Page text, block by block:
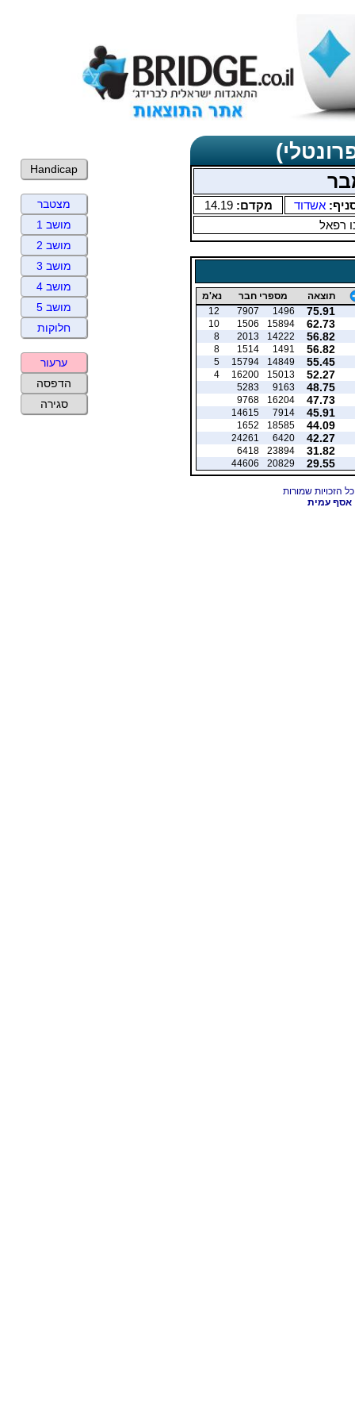
אשדוד מקדם:14.19
רפאל
תוצאה מספרי חבר נא'מ
75.91
1496
7907
12
62.73
15894
1506
10
56.82
14222
2013
8
56.82
1491
1514
8
55.45
14849
15794
5
52.27
15013
16200
4
48.75
9163
5283
47.73
16204
9768
45.91
7914
14615
44.09
18585
1652
42.27
6420
24261
31.82
23894
6418
29.55
20829
44606
אסף עמית
Handicap
מצטבר
מושב 1
מושב 2
מושב 3
מושב 4
מושב 5
חלוקות
ערעור
הדפסה
סגירה